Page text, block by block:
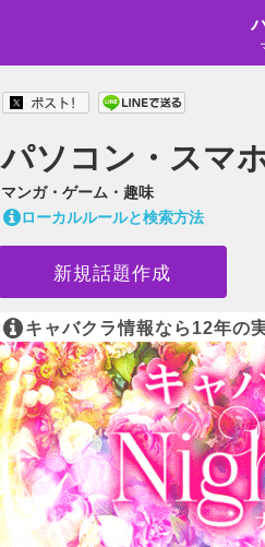
パソコン・スマ
マンガ・ゲーム・趣味
ローカルルールと検索方法
新規話題作成
キャバクラ情報なら12年の